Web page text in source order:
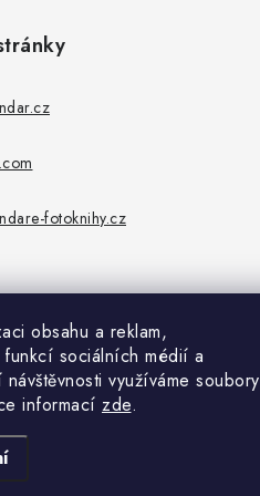
obsahu a reklam,
sociálních médií a
využíváme soubory
informací zde.
fotoknihy.cz
Copyright 2026Produco